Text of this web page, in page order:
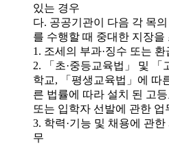
있는 경우
다. 공공기관이 다음 각 목
를 수행할 때 중대한 지장을
1. 조세의 부과·징수 또는
2. 「초·중등교육법」 및
학교, 「평생교육법」에 따
른 법률에 따라 설치 된 고
또는 입학자 선발에 관한 업
3. 학력·기능 및 채용에 관
무